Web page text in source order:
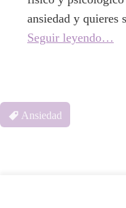
ansiedad y quieres
Seguir leyendo…
Ansiedad